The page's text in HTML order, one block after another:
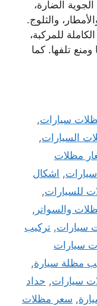
الضارة،
والثلوج.
للمركبة،
تلفها. كما
سيارات,
السيارات,
مظلات
, اشكال
للسيارات,
والسواتر ,
سيارات, تركيب
سيارات
مظلة سيارة,
سيارات, حداد
, سعر مظلات